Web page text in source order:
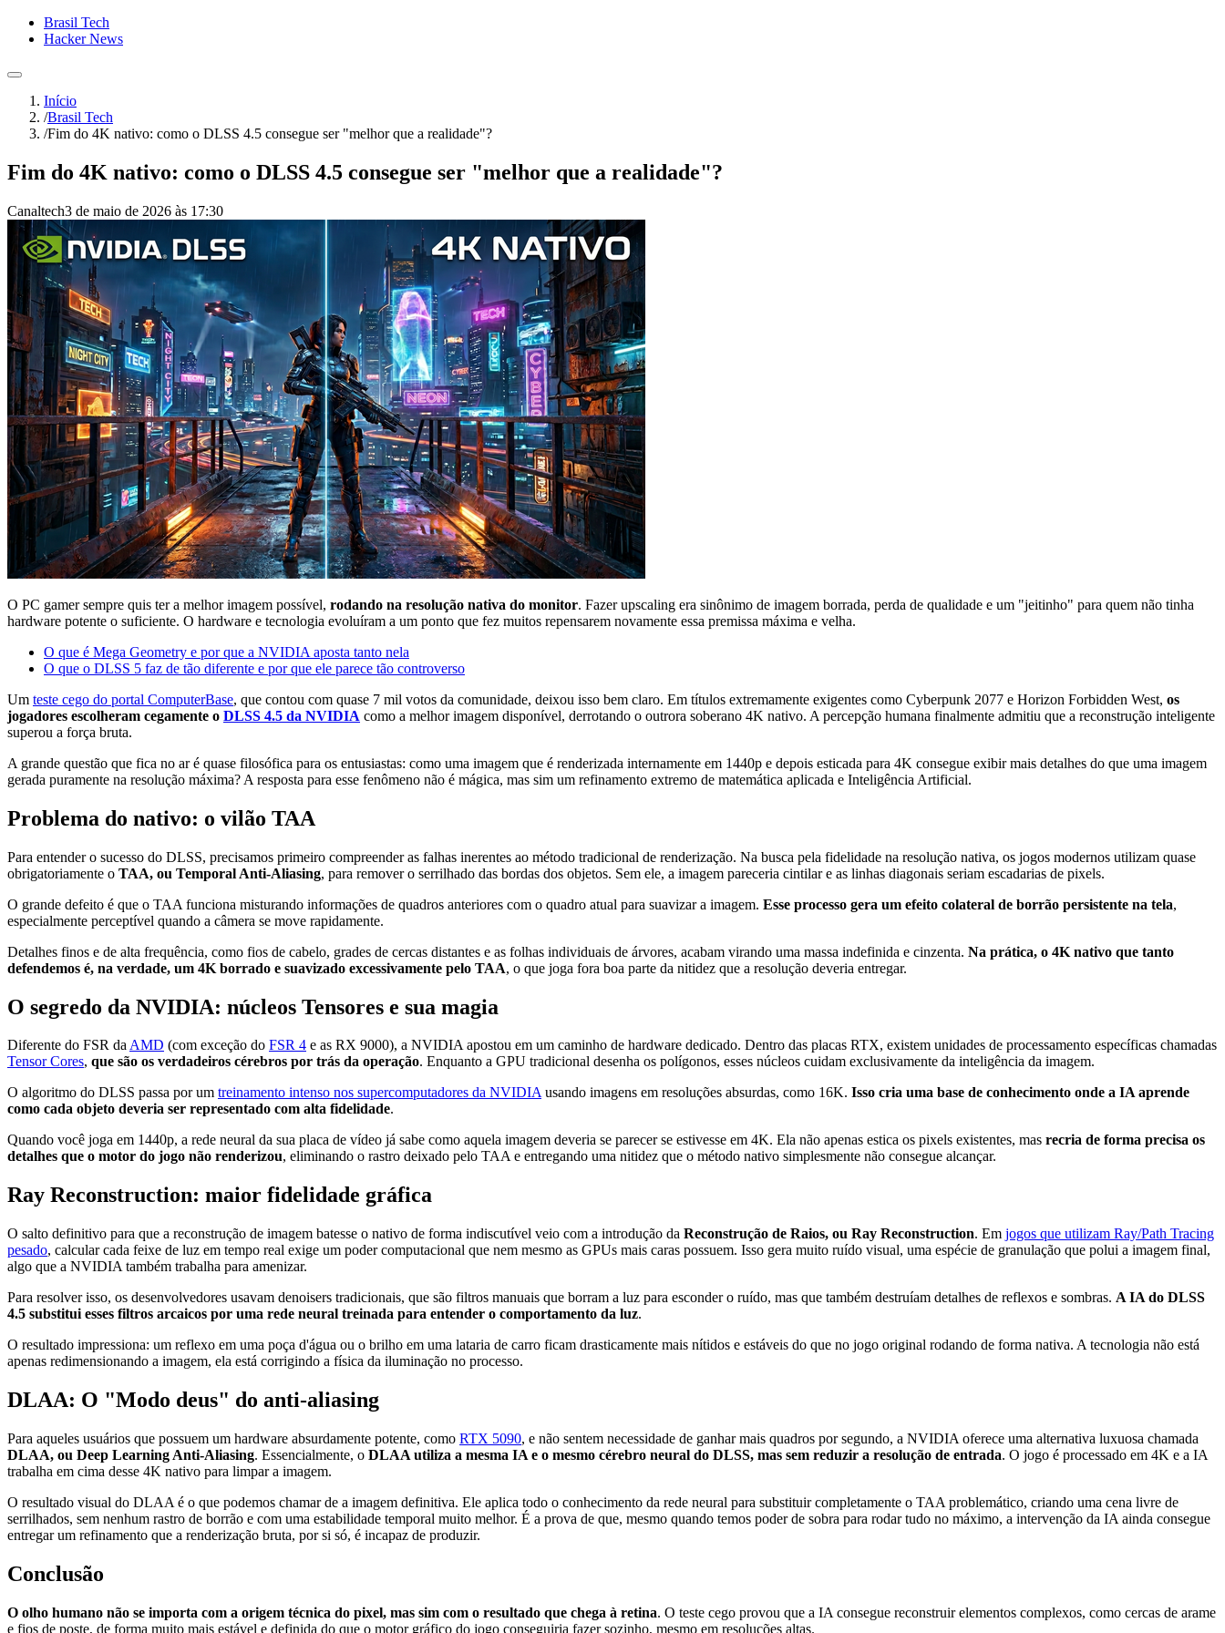
Brasil Tech
Hacker News
Início
/Brasil Tech
/Fim do 4K nativo: como o DLSS 4.5 consegue ser "melhor que a realidade"?
Fim do 4K nativo: como o DLSS 4.5 consegue ser "melhor que a realidade"?
Canaltech3 de maio de 2026 às 17:30
O PC gamer sempre quis ter a melhor imagem possível, rodando na resolução nativa do monitor. Fazer upscaling era sinônimo de imagem borrada, perda de qualidade e um "jeitinho" para quem não tinha
hardware potente o suficiente. O hardware e tecnologia evoluíram a um ponto que fez muitos repensarem novamente essa premissa máxima e velha.
O que é Mega Geometry e por que a NVIDIA aposta tanto nela
O que o DLSS 5 faz de tão diferente e por que ele parece tão controverso
Um teste cego do portal ComputerBase, que contou com quase 7 mil votos da comunidade, deixou isso bem claro. Em títulos extremamente exigentes como Cyberpunk 2077 e Horizon Forbidden West, os
jogadores escolheram cegamente o DLSS 4.5 da NVIDIA como a melhor imagem disponível, derrotando o outrora soberano 4K nativo. A percepção humana finalmente admitiu que a reconstrução inteligente
superou a força bruta.
A grande questão que fica no ar é quase filosófica para os entusiastas: como uma imagem que é renderizada internamente em 1440p e depois esticada para 4K consegue exibir mais detalhes do que uma imagem
gerada puramente na resolução máxima? A resposta para esse fenômeno não é mágica, mas sim um refinamento extremo de matemática aplicada e Inteligência Artificial.
Problema do nativo: o vilão TAA
Para entender o sucesso do DLSS, precisamos primeiro compreender as falhas inerentes ao método tradicional de renderização. Na busca pela fidelidade na resolução nativa, os jogos modernos utilizam quase
obrigatoriamente o TAA, ou Temporal Anti-Aliasing, para remover o serrilhado das bordas dos objetos. Sem ele, a imagem pareceria cintilar e as linhas diagonais seriam escadarias de pixels.
O grande defeito é que o TAA funciona misturando informações de quadros anteriores com o quadro atual para suavizar a imagem. Esse processo gera um efeito colateral de borrão persistente na tela,
especialmente perceptível quando a câmera se move rapidamente.
Detalhes finos e de alta frequência, como fios de cabelo, grades de cercas distantes e as folhas individuais de árvores, acabam virando uma massa indefinida e cinzenta. Na prática, o 4K nativo que tanto
defendemos é, na verdade, um 4K borrado e suavizado excessivamente pelo TAA, o que joga fora boa parte da nitidez que a resolução deveria entregar.
O segredo da NVIDIA: núcleos Tensores e sua magia
Diferente do FSR daAMD (com exceção do FSR 4 e as RX 9000), a NVIDIA apostou em um caminho de hardware dedicado. Dentro das placas RTX, existem unidades de processamento específicas chamadas
Tensor Cores, que são os verdadeiros cérebros por trás da operação. Enquanto a GPU tradicional desenha os polígonos, esses núcleos cuidam exclusivamente da inteligência da imagem.
O algoritmo do DLSS passa por um treinamento intenso nos supercomputadores da NVIDIAusando imagens em resoluções absurdas, como 16K. Isso cria uma base de conhecimento onde a IA aprende
como cada objeto deveria ser representado com alta fidelidade.
Quando você joga em 1440p, a rede neural da sua placa de vídeo já sabe como aquela imagem deveria se parecer se estivesse em 4K. Ela não apenas estica os pixels existentes, mas recria de forma precisa os
detalhes que o motor do jogo não renderizou, eliminando o rastro deixado pelo TAA e entregando uma nitidez que o método nativo simplesmente não consegue alcançar.
Ray Reconstruction: maior fidelidade gráfica
O salto definitivo para que a reconstrução de imagem batesse o nativo de forma indiscutível veio com a introdução da Reconstrução de Raios, ou Ray Reconstruction. Em jogos que utilizam Ray/Path Tracing
pesado, calcular cada feixe de luz em tempo real exige um poder computacional que nem mesmo as GPUs mais caras possuem. Isso gera muito ruído visual, uma espécie de granulação que polui a imagem final,
algo que a NVIDIA também trabalha para amenizar.
Para resolver isso, os desenvolvedores usavam denoisers tradicionais, que são filtros manuais que borram a luz para esconder o ruído, mas que também destruíam detalhes de reflexos e sombras. A IA do DLSS
4.5 substitui esses filtros arcaicos por uma rede neural treinada para entender o comportamento da luz.
O resultado impressiona: um reflexo em uma poça d'água ou o brilho em uma lataria de carro ficam drasticamente mais nítidos e estáveis do que no jogo original rodando de forma nativa. A tecnologia não está
apenas redimensionando a imagem, ela está corrigindo a física da iluminação no processo.
DLAA: O "Modo deus" do anti-aliasing
Para aqueles usuários que possuem um hardware absurdamente potente, como RTX 5090, e não sentem necessidade de ganhar mais quadros por segundo, a NVIDIA oferece uma alternativa luxuosa chamada
DLAA, ou Deep Learning Anti-Aliasing. Essencialmente, o DLAA utiliza a mesma IA e o mesmo cérebro neural do DLSS, mas sem reduzir a resolução de entrada. O jogo é processado em 4K e a IA
trabalha em cima desse 4K nativo para limpar a imagem.
O resultado visual do DLAA é o que podemos chamar de a imagem definitiva. Ele aplica todo o conhecimento da rede neural para substituir completamente o TAA problemático, criando uma cena livre de
serrilhados, sem nenhum rastro de borrão e com uma estabilidade temporal muito melhor. É a prova de que, mesmo quando temos poder de sobra para rodar tudo no máximo, a intervenção da IA ainda consegue
entregar um refinamento que a renderização bruta, por si só, é incapaz de produzir.
Conclusão
O olho humano não se importa com a origem técnica do pixel, mas sim com o resultado que chega à retina. O teste cego provou que a IA consegue reconstruir elementos complexos, como cercas de arame
e fios de poste, de forma muito mais estável e definida do que o motor gráfico do jogo conseguiria fazer sozinho, mesmo em resoluções altas.